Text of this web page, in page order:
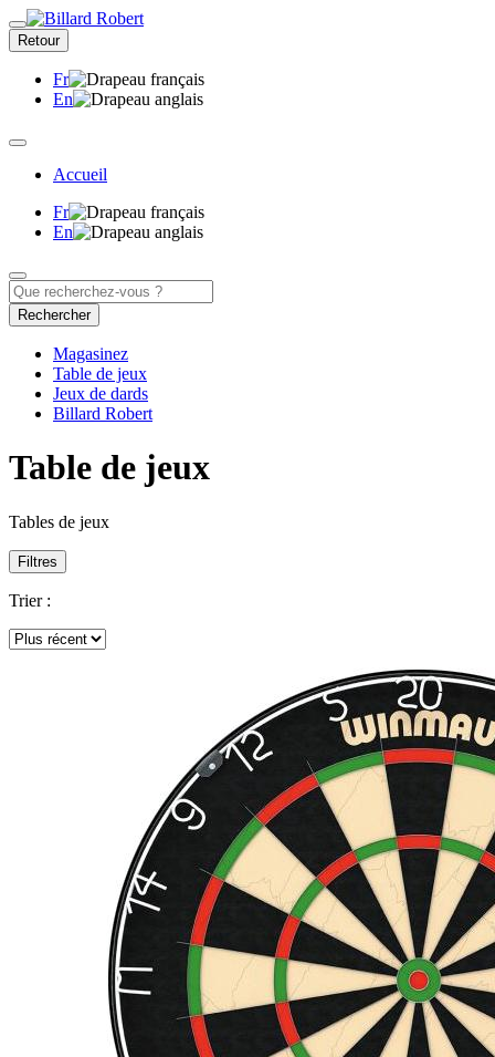
Retour
Fr
En
Accueil
Fr
En
Rechercher
Magasinez
Table de jeux
Jeux de dards
Billard Robert
Table de jeux
Tables de jeux
Filtres
Trier :